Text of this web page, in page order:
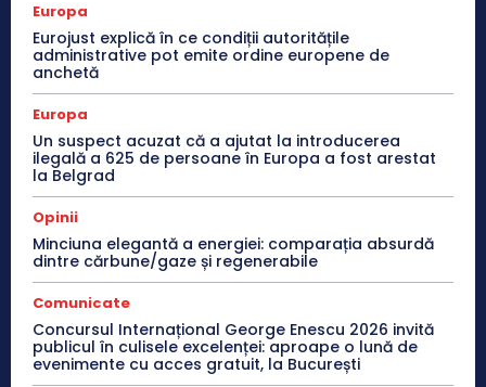
Europa
Eurojust explică în ce condiții autoritățile
administrative pot emite ordine europene de
anchetă
Europa
Un suspect acuzat că a ajutat la introducerea
ilegală a 625 de persoane în Europa a fost arestat
la Belgrad
Opinii
Minciuna elegantă a energiei: comparația absurdă
dintre cărbune/gaze și regenerabile
Comunicate
Concursul Internațional George Enescu 2026 invită
publicul în culisele excelenței: aproape o lună de
evenimente cu acces gratuit, la București